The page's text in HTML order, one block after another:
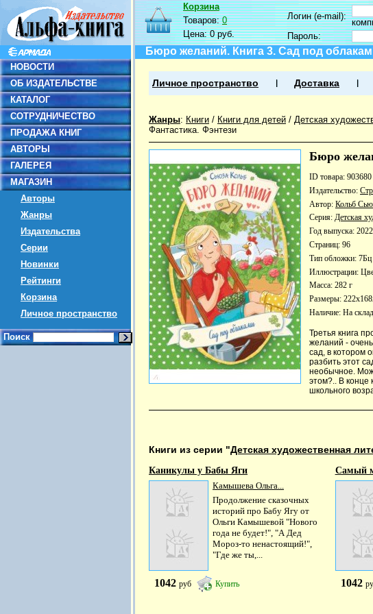
НОВОСТИ
ОБ ИЗДАТЕЛЬСТВЕ
КАТАЛОГ
СОТРУДНИЧЕСТВО
ПРОДАЖА КНИГ
АВТОРЫ
ГАЛЕРЕЯ
МАГАЗИН
Авторы
Жанры
Издательства
Серии
Новинки
Рейтинги
Корзина
Личное пространство
Поиск
Корзина
Товаров:0
Цена:0 руб.
Логин (e-mail):
Пароль:
Бюро желаний. Книга 3. Сад под
Личное пространство Доставка
Жанры: Книги / Книги для детей / Детская
Фантастика. Фэнтези
Бюро
ID товара: 903680
Издательство:
Автор: Кольб
Серия: Детская
Год выпуска: 2022
Страниц: 96
Тип обложки: 7Бц
Иллюстрации:
Масса: 282 г
Размеры:
Наличие: На
Третья книга
желаний -
сад, в котором
разбить этот
необычное.
этом?.. В конце
школьного
Книги из серии "Детская художественная
Каникулы у Бабы Яги
Камышева Ольга...
Продолжение сказочных
историй про Бабу Ягу от
Ольги Камышевой "Нового
года не будет!", "А Дед
Мороз-то ненастоящий!",
"Где же ты,...
1042 руб Купить
Самый
1042